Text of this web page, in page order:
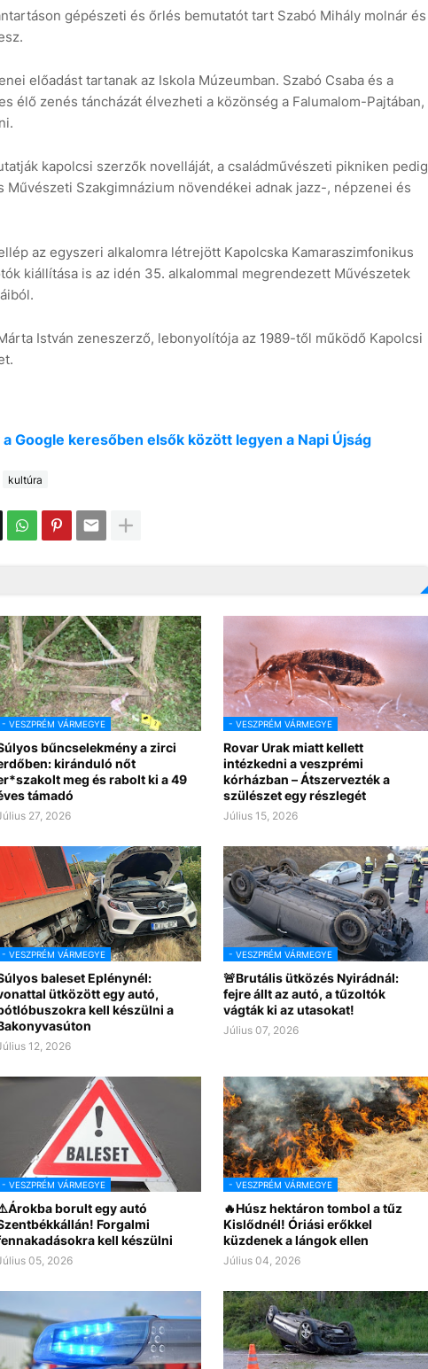
gépészeti és őrlés bemutatót tart Szabó Mihály molnár és
előadást tartanak az Iskola Múzeumban. Szabó Csaba és a
élő zenés táncházát élvezheti a közönség a Falumalom-Pajtában,
kapolcsi szerzők novelláját, a családművészeti pikniken pedig
Művészeti Szakgimnázium növendékei adnak jazz-, népzenei és
az egyszeri alkalomra létrejött Kapolcska Kamaraszimfonikus
kiállítása is az idén 35. alkalommal megrendezett Művészetek
István zeneszerző, lebonyolítója az 1989-től működő Kapolcsi
Google keresőben elsők között legyen a Napi Újság
kultúra
- VESZPRÉM VÁRMEGYE
bűncselekmény a zirci
kiránduló nőt
meg és rabolt ki a 49
támadó
27, 2026
- VESZPRÉM VÁRMEGYE
Rovar Urak miatt kellett
intézkedni a veszprémi
kórházban – Átszervezték a
szülészet egy részlegét
Július 15, 2026
- VESZPRÉM VÁRMEGYE
baleset Eplénynél:
ütközött egy autó,
kell készülni a
12, 2026
- VESZPRÉM VÁRMEGYE
🚨Brutális ütközés Nyirádnál:
fejre állt az autó, a tűzoltók
vágták ki az utasokat!
Július 07, 2026
- VESZPRÉM VÁRMEGYE
borult egy autó
Forgalmi
kell készülni
05, 2026
- VESZPRÉM VÁRMEGYE
🔥Húsz hektáron tombol a tűz
Kislődnél! Óriási erőkkel
küzdenek a lángok ellen
Július 04, 2026